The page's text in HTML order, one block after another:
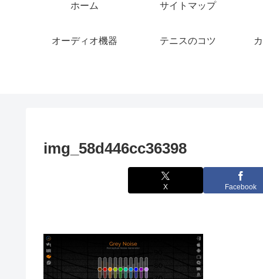
ホーム サイトマップ
オーディオ機器 テニスのコツ
img_58d446cc36398
X Facebook